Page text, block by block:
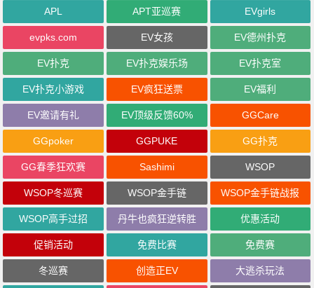
APL APT亚巡赛 EVgirls
evpks.com EV女孩 EV德州扑克
EV扑克 EV扑克娱乐场 EV扑克室
EV扑克小游戏 EV疯狂送票 EV福利
EV邀请有礼 EV顶级反馈60% GGCare
GGpoker GGPUKE GG扑克
GG春季狂欢赛 Sashimi WSOP
WSOP冬巡赛 WSOP金手链 WSOP金手链战报
WSOP高手过招 丹牛也疯狂逆转胜 优惠活动
促销活动 免费比赛 免费赛
冬巡赛 创造正EV 大逃杀玩法